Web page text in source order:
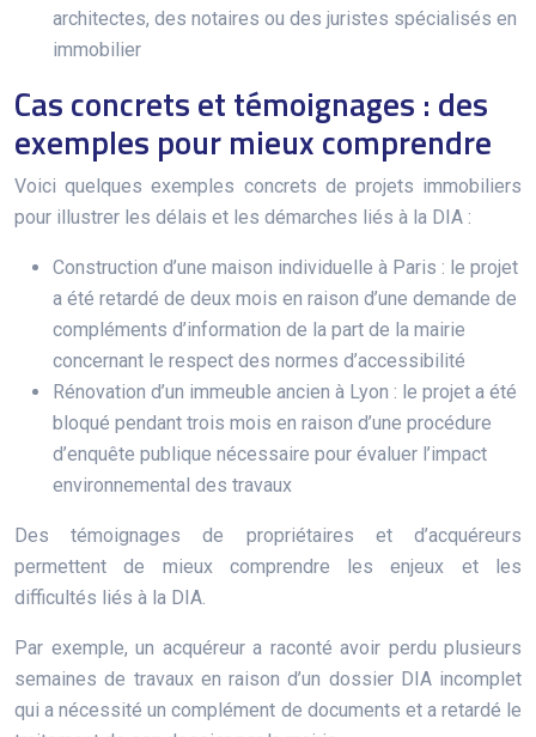
architectes, des notaires ou des juristes spécialisés en
immobilier
Cas concrets et témoignages : des
exemples pour mieux comprendre
Voici quelques exemples concrets de projets immobiliers
pour illustrer les délais et les démarches liés à la DIA :
Construction d’une maison individuelle à Paris : le projet
a été retardé de deux mois en raison d’une demande de
compléments d’information de la part de la mairie
concernant le respect des normes d’accessibilité
Rénovation d’un immeuble ancien à Lyon : le projet a été
bloqué pendant trois mois en raison d’une procédure
d’enquête publique nécessaire pour évaluer l’impact
environnemental des travaux
Des témoignages de propriétaires et d’acquéreurs
permettent de mieux comprendre les enjeux et les
difficultés liés à la DIA.
Par exemple, un acquéreur a raconté avoir perdu plusieurs
semaines de travaux en raison d’un dossier DIA incomplet
qui a nécessité un complément de documents et a retardé le